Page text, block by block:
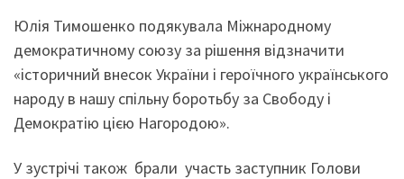
Юлія Тимошенко подякувала Міжнародному
демократичному союзу за рішення відзначити
«історичний внесок України і героїчного українського
народу в нашу спільну боротьбу за Свободу і
Демократію цією Нагородою».
У зустрічі також брали участь заступник Голови